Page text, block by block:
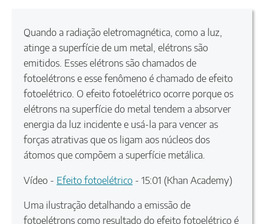
Quando a radiação eletromagnética, como a luz,
atinge a superfície de um metal, elétrons são
emitidos. Esses elétrons são chamados de
fotoelétrons e esse fenômeno é chamado de efeito
fotoelétrico. O efeito fotoelétrico ocorre porque os
elétrons na superfície do metal tendem a absorver
energia da luz incidente e usá-la para vencer as
forças atrativas que os ligam aos núcleos dos
átomos que compõem a superfície metálica.
Vídeo - Efeito fotoelétrico - 15:01 (Khan Academy)
Uma ilustração detalhando a emissão de
fotoelétrons como resultado do efeito fotoelétrico é